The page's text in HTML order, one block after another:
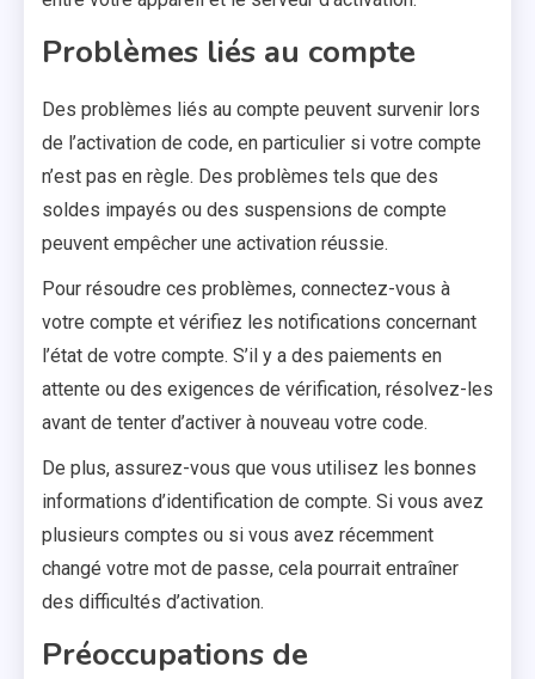
Problèmes liés au compte
Des problèmes liés au compte peuvent survenir lors
de l’activation de code, en particulier si votre compte
n’est pas en règle. Des problèmes tels que des
soldes impayés ou des suspensions de compte
peuvent empêcher une activation réussie.
Pour résoudre ces problèmes, connectez-vous à
votre compte et vérifiez les notifications concernant
l’état de votre compte. S’il y a des paiements en
attente ou des exigences de vérification, résolvez-les
avant de tenter d’activer à nouveau votre code.
De plus, assurez-vous que vous utilisez les bonnes
informations d’identification de compte. Si vous avez
plusieurs comptes ou si vous avez récemment
changé votre mot de passe, cela pourrait entraîner
des difficultés d’activation.
Préoccupations de